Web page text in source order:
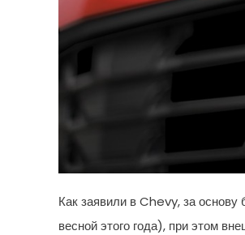
Как заявили в Chevy, за
весной этого года), при этом